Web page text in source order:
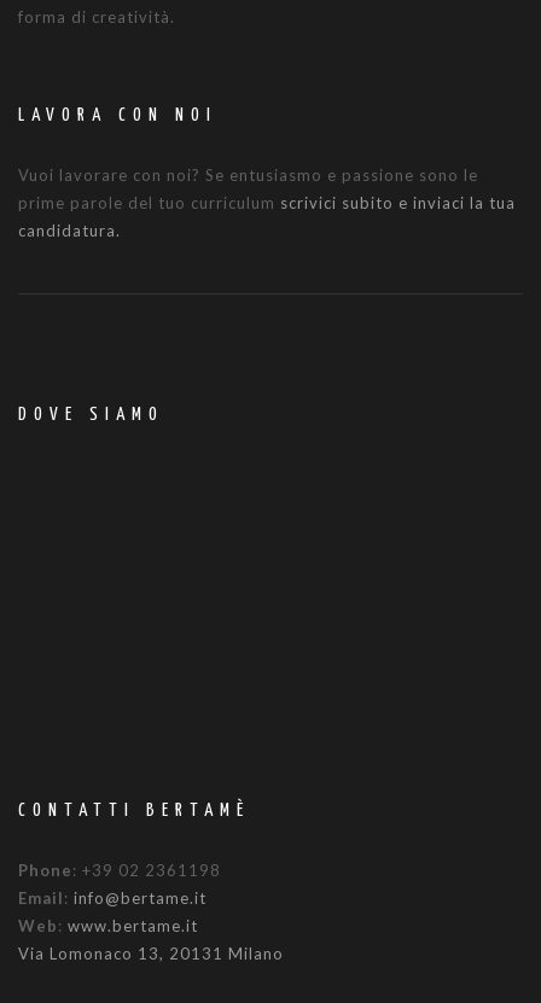
forma di creatività.
LAVORA CON NOI
Vuoi lavorare con noi? Se entusiasmo e passione sono le
prime parole del tuo curriculum scrivici subito e inviaci la tua
candidatura.
DOVE SIAMO
CONTATTI BERTAMÈ
Phone: +39 02 2361198
Email: info@bertame.it
Web: www.bertame.it
Via Lomonaco 13, 20131 Milano